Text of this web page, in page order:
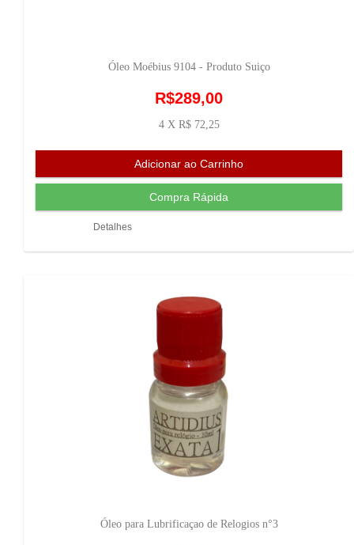
Óleo Moébius 9104 - Produto Suiço
R$289,00
4 X R$ 72,25
Detalhes
Óleo para Lubrificaçao de Relogios n°3